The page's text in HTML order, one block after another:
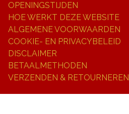
OPENINGSTIJDEN
HOE WERKT DEZE WEBSITE
ALGEMENE VOORWAARDEN
COOKIE- EN PRIVACYBELEID
DISCLAIMER
BETAALMETHODEN
VERZENDEN & RETOURNEREN